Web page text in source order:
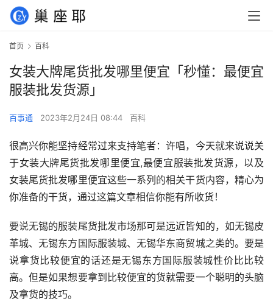
首页 百科
女装大牌尾货批发哪里便宜「秒懂：最便宜
服装批发货源」
百事通 2023年2月24日 08:44 百科
很高兴你能坚持经常过来支持笔者：许唱，今天就来说说关
于女装大牌尾货批发哪里便宜,最便宜服装批发货源，以及
女装尾货批发哪里便宜这些一系列的相关干货内容，精心为
你准备的干货，通过这篇文章相信你能有所收货！
要说无锡的服装尾货批发市场那可是远近皆知的，如无锡皮
革城、无锡东方国际服装城、无锡华东商贸城之类的。要是
说拿货比较便宜的话还是无锡东方国际服装城性价比比较
高。但是如果想要拿到比较便宜的货就需要一个聪明的头脑
及拿货的技巧。